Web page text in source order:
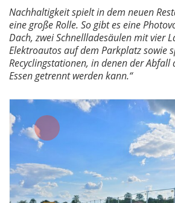
Nachhaltigkeit spielt in dem neuen
eine große Rolle. So gibt es eine
Dach, zwei Schnellladesäulen mit vier
Elektroautos auf dem Parkplatz sowie
Recyclingstationen, in denen der Abfall
Essen getrennt werden kann.“